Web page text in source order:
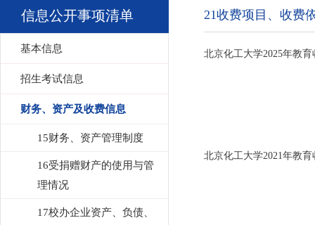
信息公开事项清单
基本信息
招生考试信息
财务、资产及收费信息
15财务、资产管理制度
16受捐赠财产的使用与管
理情况
17校办企业资产、负债、
21收费项目、收费
北京化工大学2025年教
北京化工大学2021年教